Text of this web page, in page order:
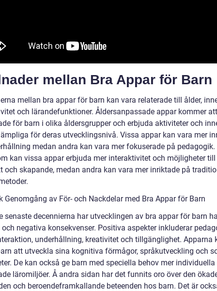
mellan Bra Appar för Barn
mellan bra appar för barn kan vara relaterade till ålder,
och lärandefunktioner. Åldersanpassade appar kommer
för barn i olika åldersgrupper och erbjuda aktiviteter och
för deras utvecklingsnivå. Vissa appar kan vara mer
medan andra kan vara mer fokuserade på pedagogik.
kan vissa appar erbjuda mer interaktivitet och möjligheter till
och skapande, medan andra kan vara mer inriktade på
Genomgång av För- och Nackdelar med Bra Appar för Barn
senaste decennierna har utvecklingen av bra appar för barn
negativa konsekvenser. Positiva aspekter inkluderar
underhållning, kreativitet och tillgänglighet. Apparna
att utveckla sina kognitiva förmågor, språkutveckling och
De kan också ge barn med speciella behov mer individuella
läromiljöer. Å andra sidan har det funnits oro över den
och beroendeframkallande beteenden hos barn. Det är